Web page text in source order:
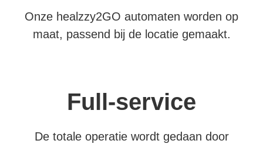
Onze healzzy2GO automaten worden op
maat, passend bij de locatie gemaakt.
Full-service
De totale operatie wordt gedaan door